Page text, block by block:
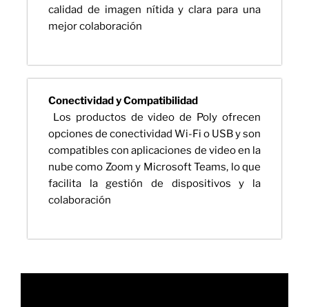
calidad de imagen nítida y clara para una
mejor colaboración
Conectividad y Compatibilidad
Los productos de video de Poly ofrecen
opciones de conectividad Wi-Fi o USB y son
compatibles con aplicaciones de video en la
nube como Zoom y Microsoft Teams, lo que
facilita la gestión de dispositivos y la
colaboración